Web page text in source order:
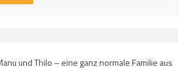
und Thilo – eine ganz normale Familie aus